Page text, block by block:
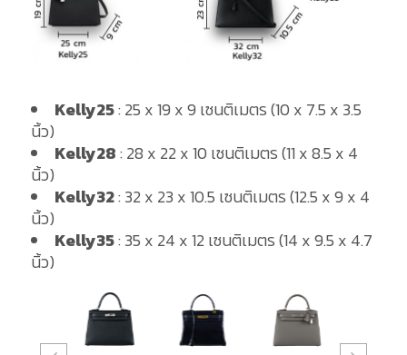
Kelly25: 25 x 19 x 9 เซนติเมตร (10 x 7.5 x 3.5
นิ้ว)
Kelly28: 28 x 22 x 10 เซนติเมตร (11 x 8.5 x 4
นิ้ว)
Kelly32: 32 x 23 x 10.5 เซนติเมตร (12.5 x 9 x 4
นิ้ว)
Kelly35: 35 x 24 x 12 เซนติเมตร (14 x 9.5 x 4.7
นิ้ว)